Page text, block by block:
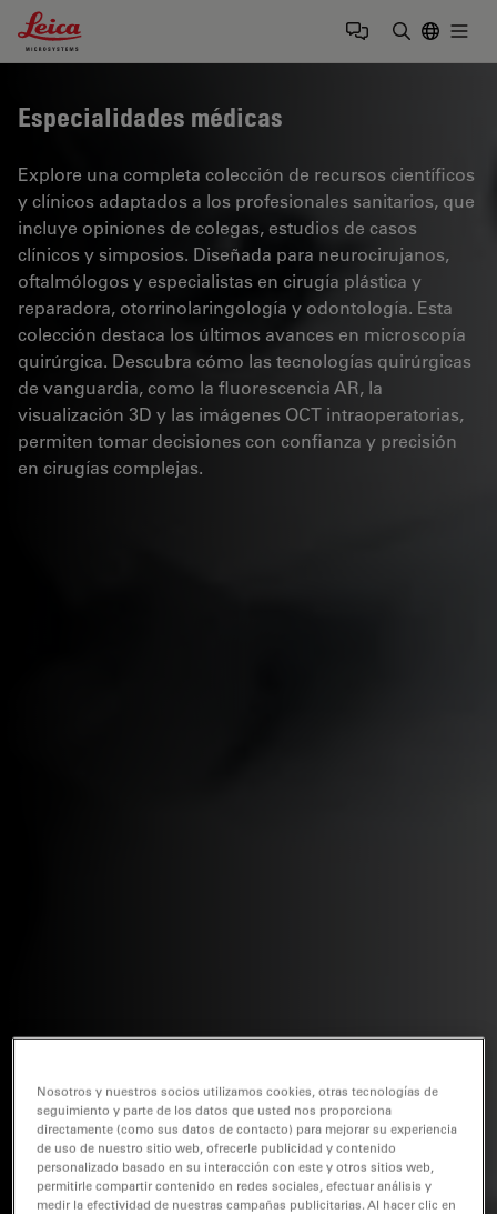
Leica Microsystems Logo
Especialidades médicas
Explore una completa colección de recursos científicos
y clínicos adaptados a los profesionales sanitarios, que
incluye opiniones de colegas, estudios de casos
clínicos y simposios. Diseñada para neurocirujanos,
oftalmólogos y especialistas en cirugía plástica y
reparadora, otorrinolaringología y odontología. Esta
colección destaca los últimos avances en microscopía
quirúrgica. Descubra cómo las tecnologías quirúrgicas
de vanguardia, como la fluorescencia AR, la
visualización 3D y las imágenes OCT intraoperatorias,
permiten tomar decisiones con confianza y precisión
en cirugías complejas.
Nosotros y nuestros socios utilizamos cookies, otras tecnologías de
seguimiento y parte de los datos que usted nos proporciona
directamente (como sus datos de contacto) para mejorar su experiencia
de uso de nuestro sitio web, ofrecerle publicidad y contenido
personalizado basado en su interacción con este y otros sitios web,
permitirle compartir contenido en redes sociales, efectuar análisis y
medir la efectividad de nuestras campañas publicitarias. Al hacer clic en